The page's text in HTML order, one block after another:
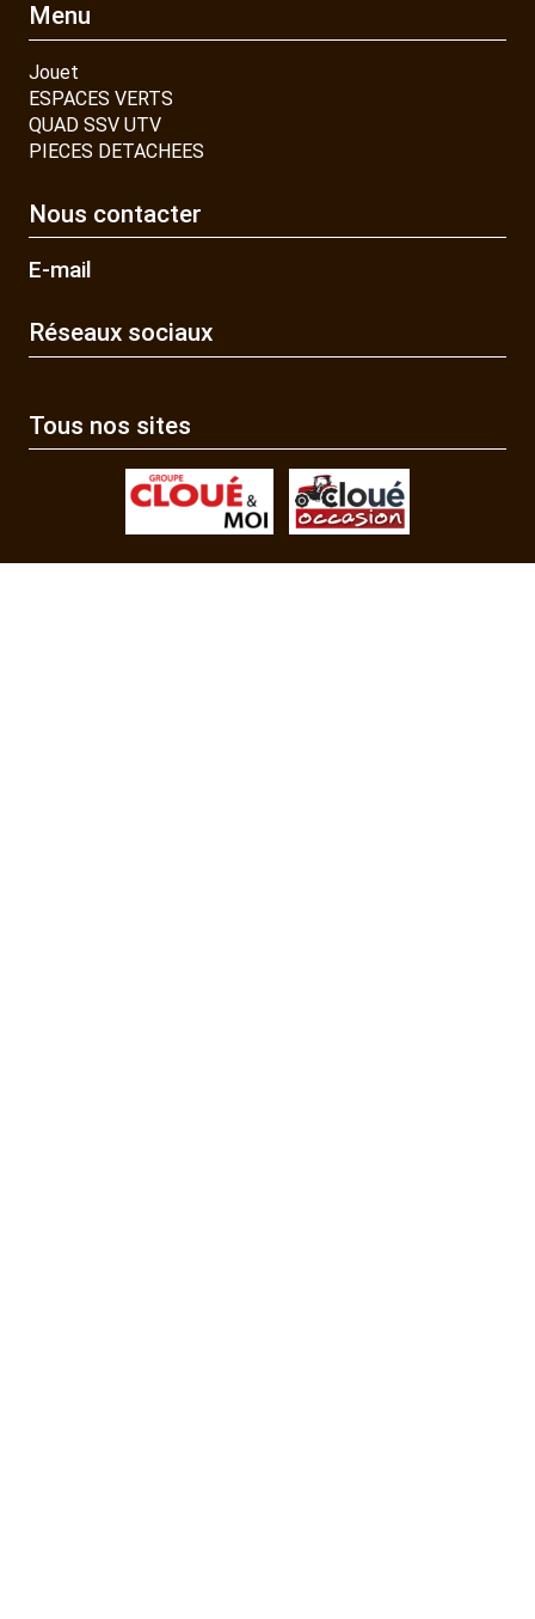
Menu
Jouet
ESPACES VERTS
QUAD SSV UTV
PIECES DETACHEES
Nous contacter
E-mail
Réseaux sociaux
Tous nos sites